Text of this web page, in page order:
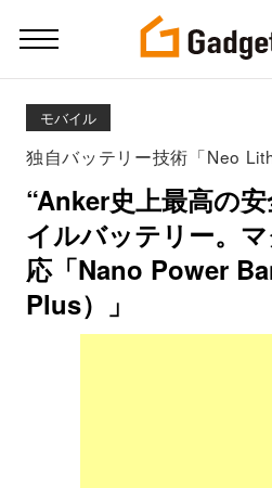
モバイル
独自バッテリー技術「Neo
“Anker史上最高の
イルバッテリー。
応「Nano Power
Plus）」